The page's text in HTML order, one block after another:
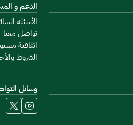
الدعم و
الأسئلة
تواصل معنا
اتفاقية
الشروط
وسائل